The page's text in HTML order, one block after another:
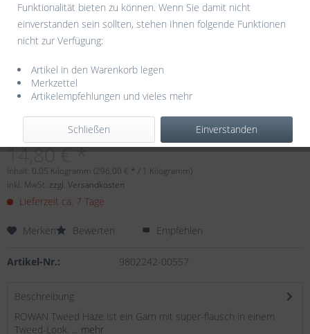
Dieser Artikel steht derzeit nicht zur Verfügung!
14,80 € *
Inhalt: 0.05 Kilogramm (296,00 € * / 1 Kilogramm)
inkl. MwSt. zzgl. Versandkosten
Lieferzeit ca. 7 Tage
Merken Bewerten Empfehlen
Artikel-Nr.: 9802242-00557
Beschreibung
ROWAN Tweed Haze ist ein Garn mit super-flausch in einem
Tweed-Look. ... mehr
Funktionalität bieten zu können. Wenn Sie damit nicht
einverstanden sein sollten, stehen Ihnen folgende Funktionen
nicht zur Verfügung:
Artikel in den Warenkorb legen
Merkzettel
Artikelempfehlungen und vieles mehr
Einverstanden
Schließen